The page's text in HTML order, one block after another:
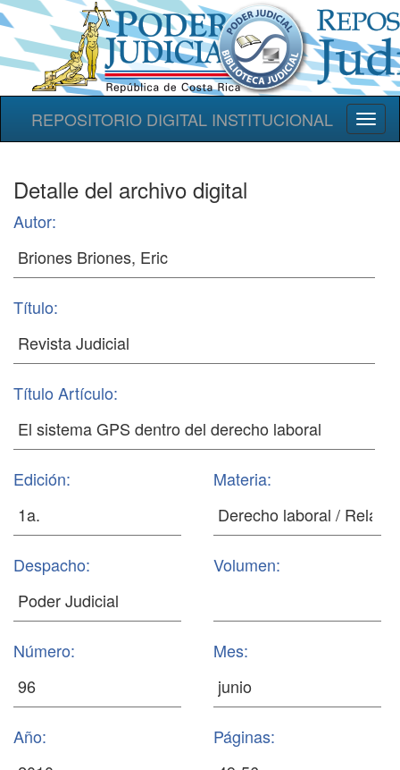
REPOSITORIO DIGITAL INSTITUCIONAL
Detalle del archivo digital
Autor:
Título:
Título Artículo:
Edición: Materia:
Despacho: Volumen:
Número: Mes:
Año: Páginas: